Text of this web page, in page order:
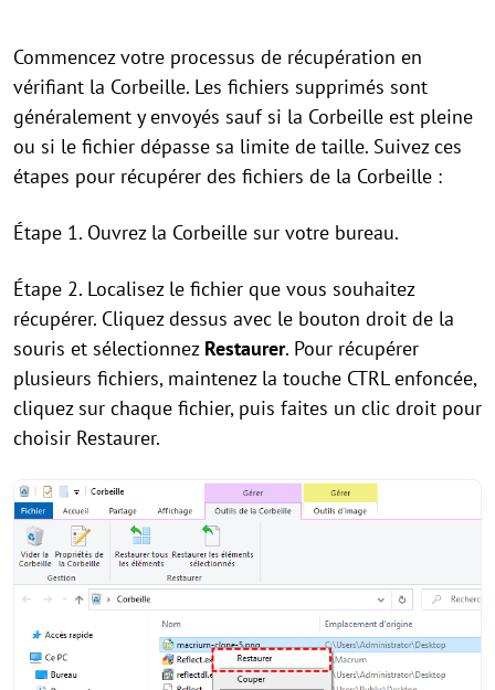
Commencez votre processus de récupération en
vérifiant la Corbeille. Les fichiers supprimés sont
généralement y envoyés sauf si la Corbeille est pleine
ou si le fichier dépasse sa limite de taille. Suivez ces
étapes pour récupérer des fichiers de la Corbeille :
Étape 1. Ouvrez la Corbeille sur votre bureau.
Étape 2. Localisez le fichier que vous souhaitez
récupérer. Cliquez dessus avec le bouton droit de la
souris et sélectionnez Restaurer. Pour récupérer
plusieurs fichiers, maintenez la touche CTRL enfoncée,
cliquez sur chaque fichier, puis faites un clic droit pour
choisir Restaurer.